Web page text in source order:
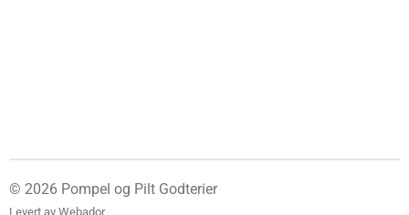
© 2026 Pompel og Pilt Godterier
Levert av Webador